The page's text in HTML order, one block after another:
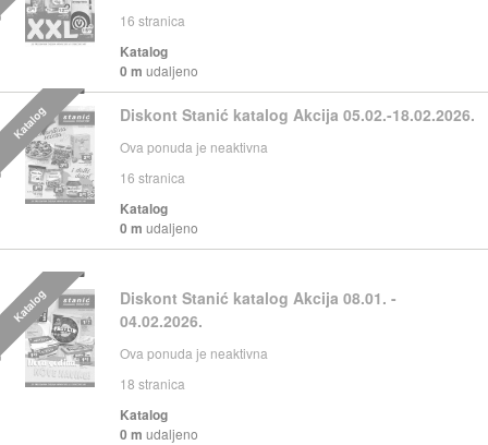
16 stranica
Katalog
0 m udaljeno
Diskont Stanić katalog Akcija 05.02.-18.02.2026.
Ova ponuda je neaktivna
16 stranica
Katalog
0 m udaljeno
Katalog
Diskont Stanić katalog Akcija 08.01. -
04.02.2026.
Ova ponuda je neaktivna
18 stranica
Katalog
0 m udaljeno
Katalog